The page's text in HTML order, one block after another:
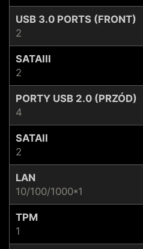
USB 3.0 PORTS (FRONT)
2
SATAIII
2
PORTY USB 2.0 (PRZÓD)
4
SATAII
2
LAN
10/100/1000*1
TPM
1